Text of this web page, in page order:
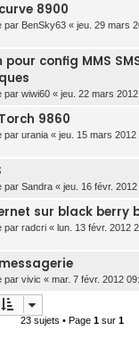
8900
par BenSky63 « jeu. 29 mars
config MMS SMS
par wiwi60 « jeu. 22 mars
9860
par urania « jeu. 15 mars 2012
par Sandra « jeu. 16 févr.
sur black berry
par radcri « lun. 13 févr. 2012
par vivic « mar. 7 févr. 2012
23 sujets • Page 1 sur 1